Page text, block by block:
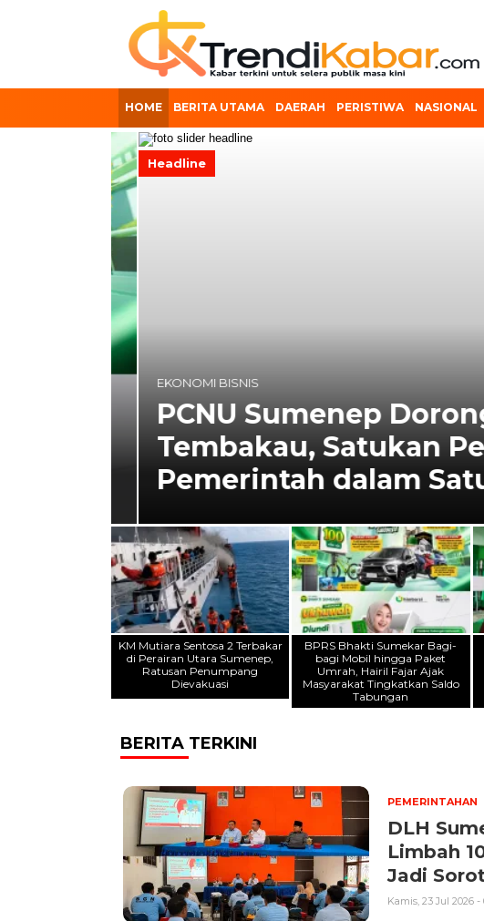
HOME BERITA UTAMA DAERAH PERISTIWA NASIONAL
Headline
PERISTIWA
KM Mutiara Sentosa 2
Utara Sumenep,
Dievakuasi
KM Mutiara Sentosa 2 Terbakar
di Perairan Utara Sumenep,
Ratusan Penumpang
Dievakuasi
BPRS Bhakti Sumekar Bagi-
bagi Mobil hingga Paket
Umrah, Hairil Fajar Ajak
Masyarakat Tingkatkan Saldo
Tabungan
BERITA TERKINI
PEMERINTAHAN
DLH
Limbah
Jadi
Kamis, 23 Jul 2026 -